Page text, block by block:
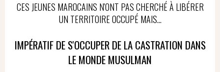
CES JEUNES MAROCAINS N'ONT PAS CHERCHÉ À LIBÉRER
UN TERRITOIRE OCCUPÉ MAIS...
IMPÉRATIF DE S'OCCUPER DE LA CASTRATION DANS
LE MONDE MUSULMAN